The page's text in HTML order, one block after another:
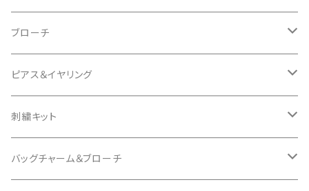
ブローチ
Animal
Cat
Bird
Insect
Butterfly
Other
ピアス＆イヤリング
mocomoco
butterfly
刺繍キット
Cat
バッグチャーム＆ブローチ